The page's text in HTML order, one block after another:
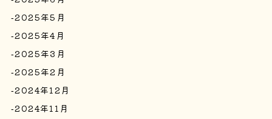
2025年5月
2025年4月
2025年3月
2025年2月
2024年12月
2024年11月